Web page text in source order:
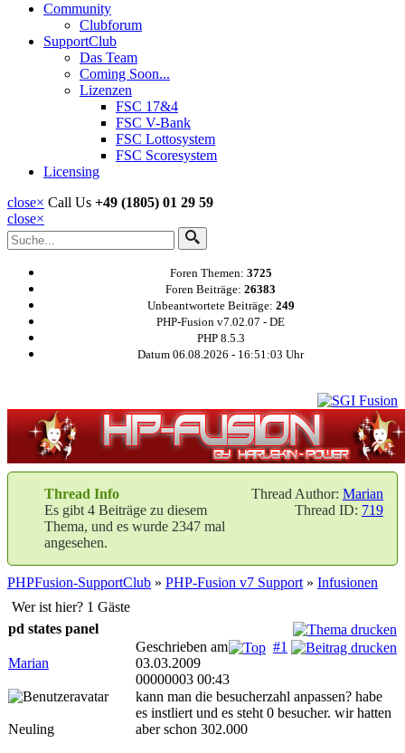
Community
Clubforum
SupportClub
Das Team
Coming Soon...
Lizenzen
FSC 17&4
FSC V-Bank
FSC Lottosystem
FSC Scoresystem
Licensing
close× Call Us +49 (1805) 01 29 59
close×
Foren Themen: 3725
Foren Beiträge: 26383
Unbeantwortete Beiträge: 249
PHP-Fusion v7.02.07 - DE
PHP 8.5.3
Datum 06.08.2026 - 16:51:03 Uhr
Thread Author: Marian
Thread ID: 719
Thread Info
Es gibt 4 Beiträge zu diesem
Thema, und es wurde 2347 mal
angesehen.
PHPFusion-SupportClub » PHP-Fusion v7 Support » Infusionen
Wer ist hier? 1 Gäste
pd states panel
Marian
#1
Geschrieben am
03.03.2009
00000003 00:43
Neuling
kann man die besucherzahl anpassen? habe
es instliert und es steht 0 besucher. wir hatten
aber schon 302.000